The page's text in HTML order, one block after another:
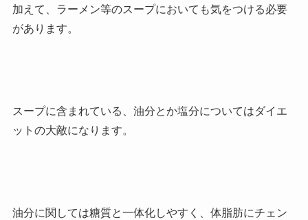
加えて、ラーメン等のスープにおいても気をつける必要
があります。
スープに含まれている、油分とか塩分についてはダイエ
ットの大敵になります。
油分に関しては糖質と一体化しやすく、体脂肪にチェン